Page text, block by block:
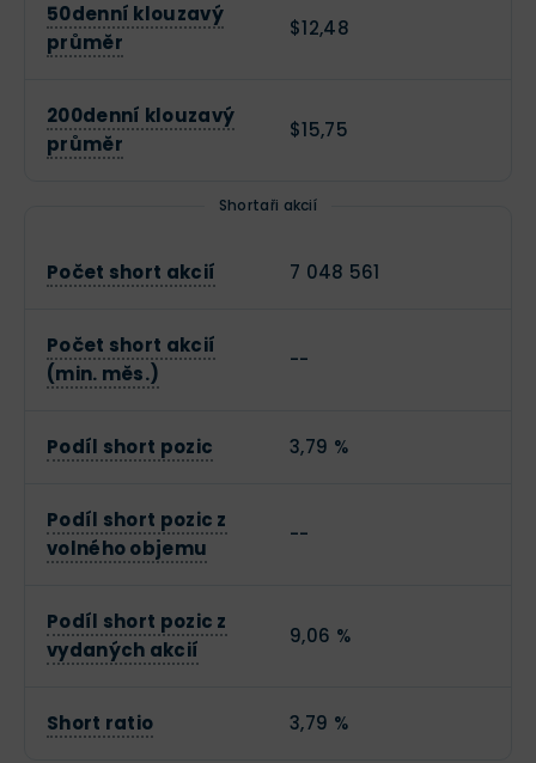
50denní klouzavý
průměr
$12,48
200denní klouzavý
průměr
$15,75
Shortaři akcií
Počet short akcií 7 048 561
Počet short akcií
(min. měs.)
--
Podíl short pozic 3,79 %
Podíl short pozic z
volného objemu
--
Podíl short pozic z
vydaných akcií
9,06 %
Short ratio 3,79 %